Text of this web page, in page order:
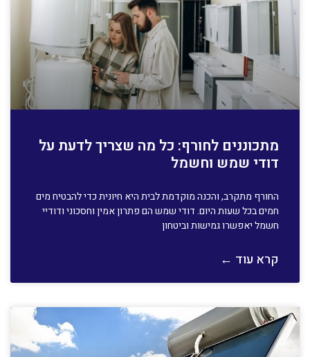
מתכוננים לחורף: כל מה שצריך לדעת על
דודי שמש וחשמל
החורף מתקרב, והכנה מוקדמת לבית היא חיונית כדי להבטיח מים
חמים בכל שעות היום. דודי שמש הם פתרון אמין וחסכוני ודודיי
חשמל יאפשרו גמישות וביטחון
קרא עוד ←